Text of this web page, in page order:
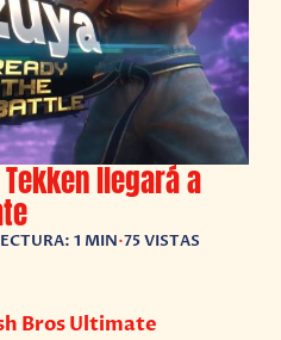
Tekken llegará a
1 MIN•75 VISTAS
Bros Ultimate